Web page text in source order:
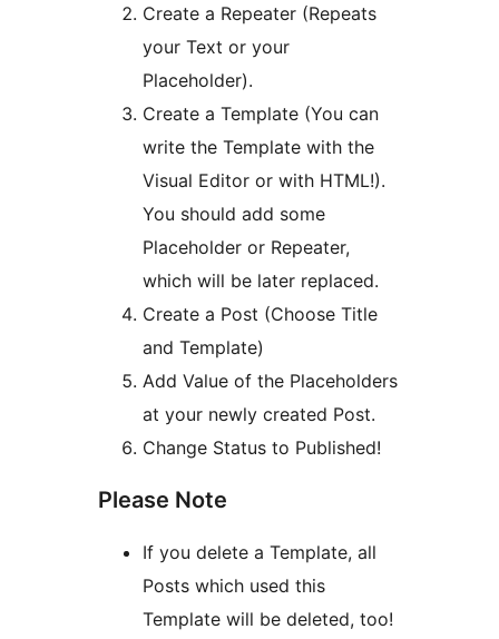
Create a Repeater (Repeats
your Text or your
Placeholder).
Create a Template (You can
write the Template with the
Visual Editor or with HTML!).
You should add some
Placeholder or Repeater,
which will be later replaced.
Create a Post (Choose Title
and Template)
Add Value of the Placeholders
at your newly created Post.
Change Status to Published!
Please Note
If you delete a Template, all
Posts which used this
Template will be deleted, too!